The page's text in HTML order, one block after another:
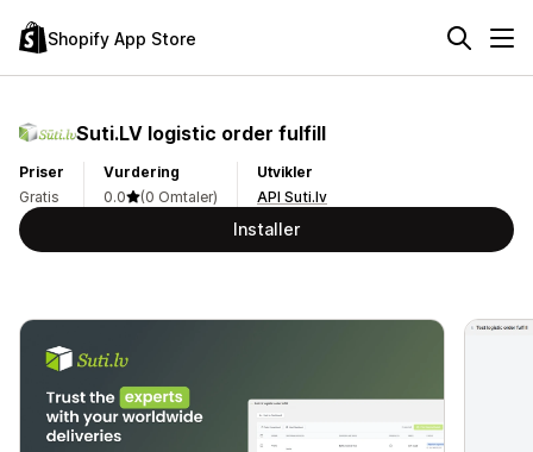
Shopify App Store
Suti.LV logistic order fulfill
Priser
Gratis
Vurdering
0.0
(0 Omtaler)
Utvikler
API Suti.lv
Installer